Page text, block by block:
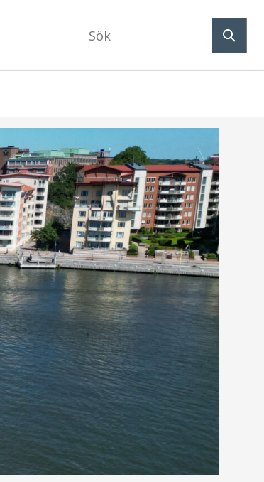
Sök